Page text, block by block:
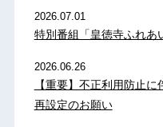
2026.07.01
特別番組「皇徳寺ふれあ
2026.06.26
【重要】不正利用防止
再設定のお願い